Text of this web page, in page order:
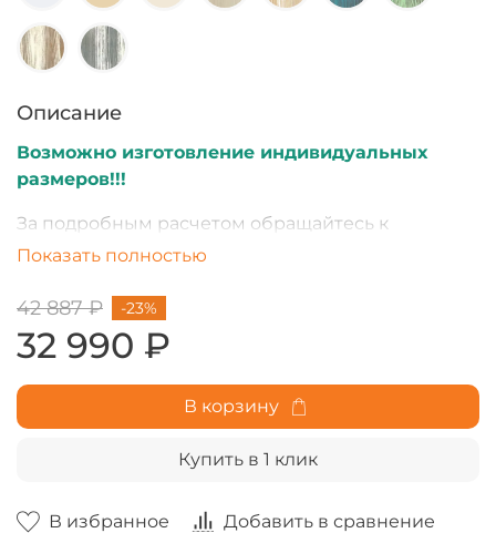
В избранное Добавить в сравнение
Описание
Возможно изготовление индивидуальных
размеров!!!
За подробным расчетом обращайтесь к
менеджеру.
Показать полностью
42 887 ₽
32 990 ₽
-23%
В корзину
Купить в 1 клик